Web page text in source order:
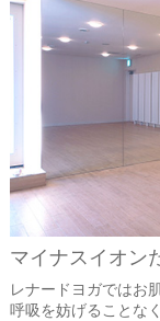
マイナスイオン
レナードヨガではお
呼吸を妨げることな